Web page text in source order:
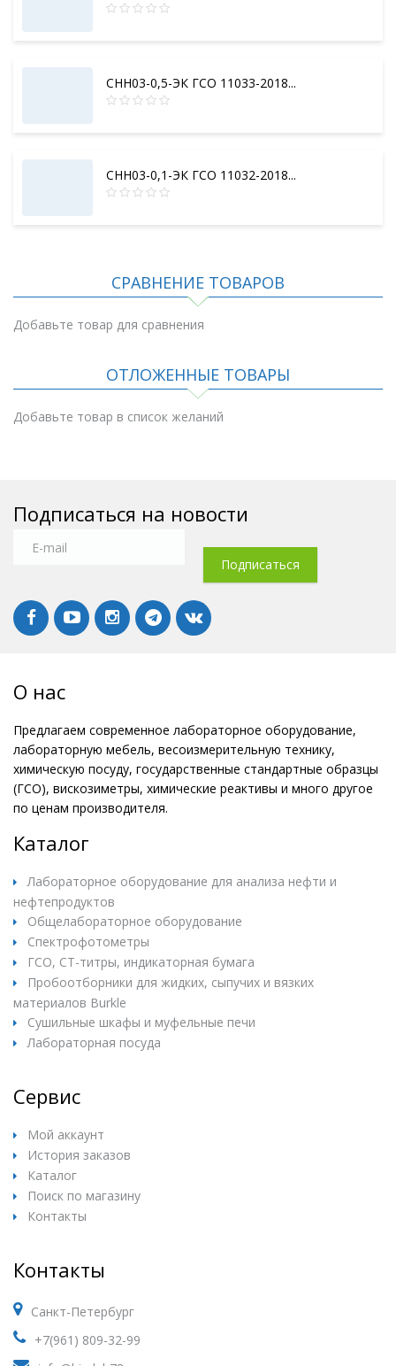
СНН03-0,5-ЭК ГСО 11033-2018...
СНН03-0,1-ЭК ГСО 11032-2018...
СРАВНЕНИЕ ТОВАРОВ
Добавьте товар для сравнения
ОТЛОЖЕННЫЕ ТОВАРЫ
Добавьте товар в список желаний
Подписаться на новости
О нас
Предлагаем современное лабораторное оборудование,
лабораторную мебель, весоизмерительную технику,
химическую посуду, государственные стандартные образцы
(ГСО), вискозиметры, химические реактивы и много другое
по ценам производителя.
Каталог
Лабораторное оборудование для анализа нефти и
нефтепродуктов
Общелабораторное оборудование
Спектрофотометры
ГСО, СТ-титры, индикаторная бумага
Пробоотборники для жидких, сыпучих и вязких
материалов Burkle
Сушильные шкафы и муфельные печи
Лабораторная посуда
Сервис
Мой аккаунт
История заказов
Каталог
Поиск по магазину
Контакты
Контакты
Санкт-Петербург
+7(961) 809-32-99